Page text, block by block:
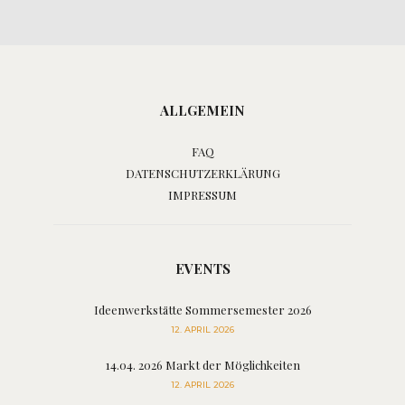
ALLGEMEIN
FAQ
DATENSCHUTZERKLÄRUNG
IMPRESSUM
EVENTS
Ideenwerkstätte Sommersemester 2026
12. APRIL 2026
14.04. 2026 Markt der Möglichkeiten
12. APRIL 2026